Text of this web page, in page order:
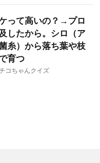
って高いの？→プロ
したから。シロ（ア
糸）から落ち葉や枝
育つ
コちゃんクイズ